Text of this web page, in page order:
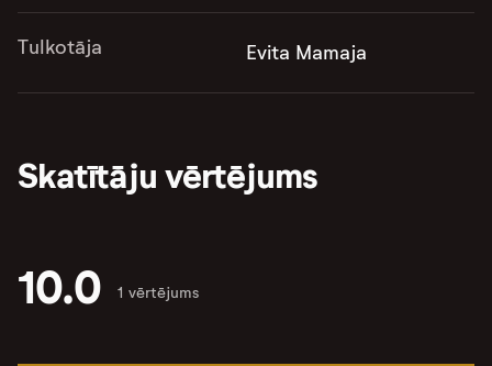
Tulkotāja Evita Mamaja
Skatītāju vērtējums
10.0 1 vērtējums